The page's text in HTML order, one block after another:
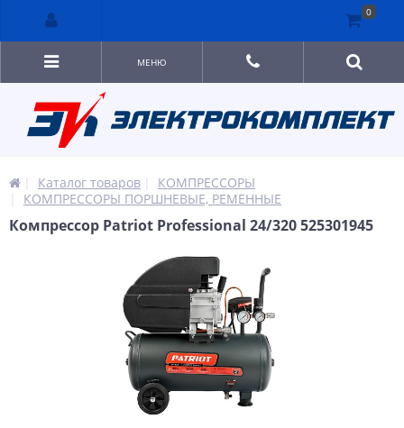
МЕНЮ
Каталог товаров
КОМПРЕССОРЫ
КОМПРЕССОРЫ ПОРШНЕВЫЕ, РЕМЕННЫЕ
Компрессор Patriot Professional 24/320 525301945
0